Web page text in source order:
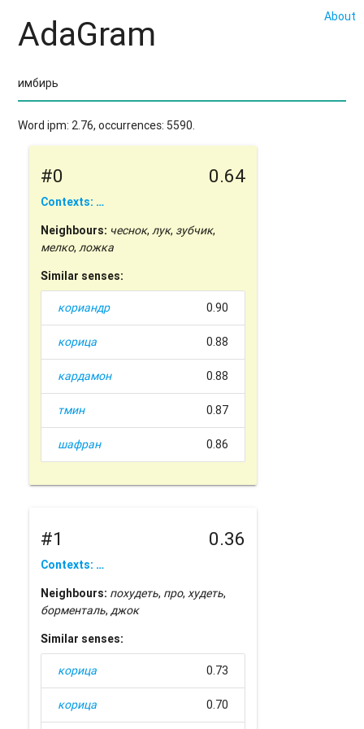
About
AdaGram
Word ipm: 2.76, occurrences: 5590.
#0 0.64
Contexts: …
Neighbours: чеснок,лук, зубчик,
мелко,ложка
Similar senses:
кориандр 0.90
корица 0.88
кардамон 0.88
тмин 0.87
шафран 0.86
#1 0.36
Contexts: …
Neighbours: похудеть, про,худеть,
борменталь,джок
Similar senses:
корица 0.73
корица 0.70